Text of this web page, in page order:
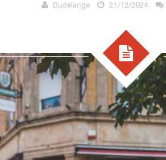
Dudelange 21/12/2024